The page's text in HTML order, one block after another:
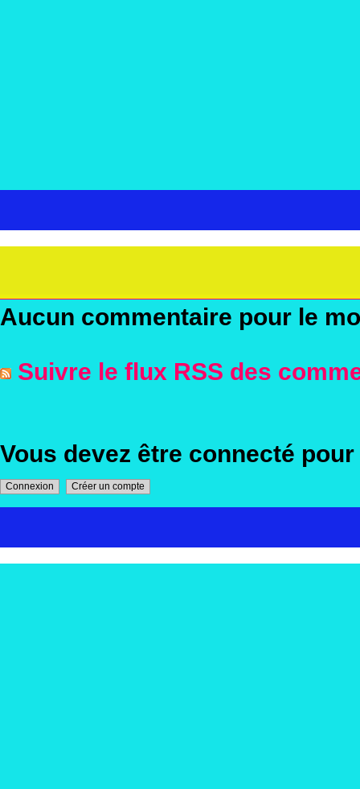
Aucun commentaire pour le
Suivre le flux RSS des
Vous devez être connecté